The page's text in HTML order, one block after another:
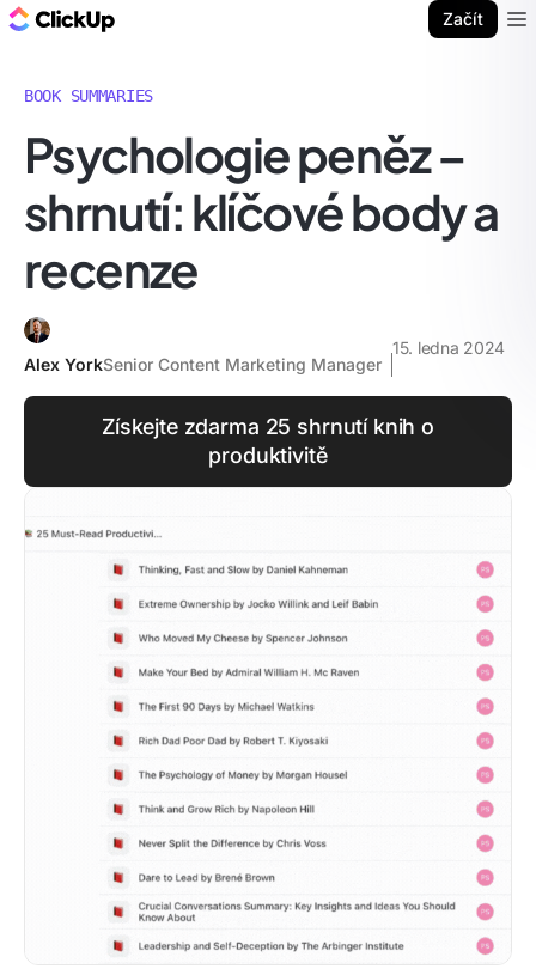
Začít
BOOK SUMMARIES
Psychologie peněz –
shrnutí: klíčové body a
recenze
Alex YorkSenior Content Marketing Manager
15. ledna 2024
Získejte zdarma 25 shrnutí knih o
produktivitě